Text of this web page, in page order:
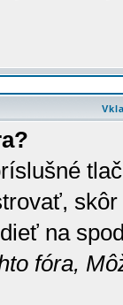
na
fóra,